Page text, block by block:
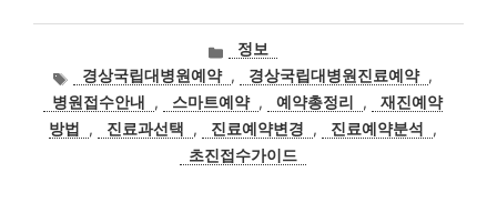
카
고
리
정보
태
그
경상국립대병원예약 , 경상국립대병원진료예약 ,
병원접수안내
, 스마트예약 , 예약총정리 ,
재진예약
방법
, 진료과선택 , 진료예약변경 , 진료예약분석
,
초진접수가이드